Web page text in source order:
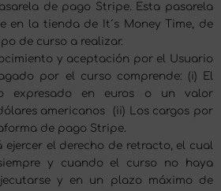
de pago Stripe. Esta pasarela
en la tienda de It´s Money Time, de
de curso a realizar.
y aceptación por el Usuario
por el curso comprende: (i) El
expresado en euros o un valor
americanos (ii) Los cargos por
de pago Stripe.
ejercer el derecho de retracto, el cual
y cuando el curso no haya
y en un plazo máximo de